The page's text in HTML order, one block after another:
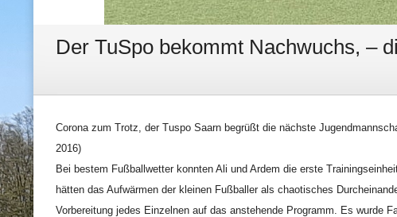
Der TuSpo bekommt Nachwuchs, –
Corona zum Trotz, der Tuspo Saarn begrüßt die nächste
2016)
Bei bestem Fußballwetter konnten Ali und Ardem die erste
hätten das Aufwärmen der kleinen Fußballer als chaotisches
Vorbereitung jedes Einzelnen auf das anstehende Programm. Es wurde